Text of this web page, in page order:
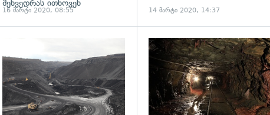
შეხვედრას ითხოვენ
16 მარტი 2020, 08:55 14 მარტი 2020, 14:37
გადახედვა